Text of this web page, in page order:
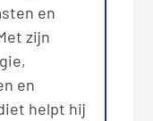
en
zijn
en
helpt hij